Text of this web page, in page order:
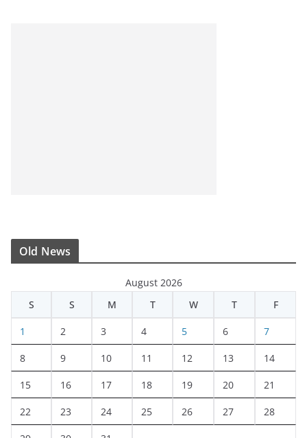
Old News
August 2026
S
S M T W T F
1 2 3 4 5 6 7
8 9 10 11 12 13 14
15 16 17 18 19 20 21
22 23 24 25 26 27 28